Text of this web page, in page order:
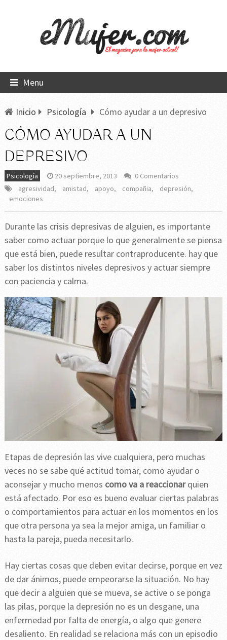
Menu
Inicio Psicología Cómo ayudar a un depresivo
CÓMO AYUDAR A UN
DEPRESIVO
Psicología 20 septiembre, 2013
0 Comentarios
agresividad, amistad, apoyo, compañia, depresión,
emociones
Durante las crisis depresivas de alguien, es importante
saber como actuar porque lo que generalmente se piensa
que está bien, puede resultar contraproducente. hay que
saber los distintos niveles depresivos y actuar siempre
con paciencia y calma.
Etapas de depresión las vive cualquiera, pero muchas
veces no se sabe qué actitud tomar, como ayudar o
aconsejar y mucho menos como va a reaccionarquien
está afectado. Por eso es bueno evaluar ciertas palabras
o comportamientos para actuar en los momentos en los
que otra persona ya sea la mejor amiga, un familiar o
hasta la pareja, pueda necesitarlo.
Hay ciertas cosas que deben evitar decirse, porque en vez
de dar ánimos, puede empeorarse la situación. No hay
que decir a alguien que se mueva, se active o se ponga
las pilas, porque la depresión no es un desgane, una
enfermedad por falta de energía, o algo que genere
desaliento. En realidad se relaciona más con un episodio